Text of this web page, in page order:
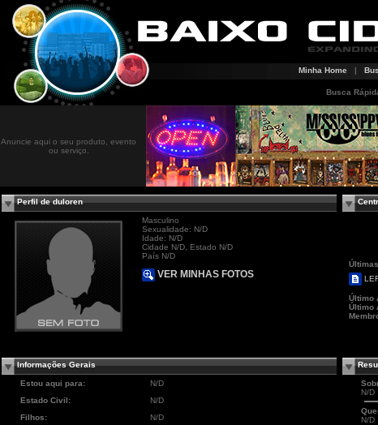
Minha Home |
Busca
Anuncie aqui o seu produto, evento
ou serviço.
Perfil de duloren
Masculino
Sexualidade: N/D
Idade: N/D
Cidade N/D, Estado N/D
País N/D
VER MINHAS FOTOS
Último
Último
Informações Gerais
Estou aqui para:
N/D
Estado Civil:
N/D
Filhos:
N/D
N/D
N/D